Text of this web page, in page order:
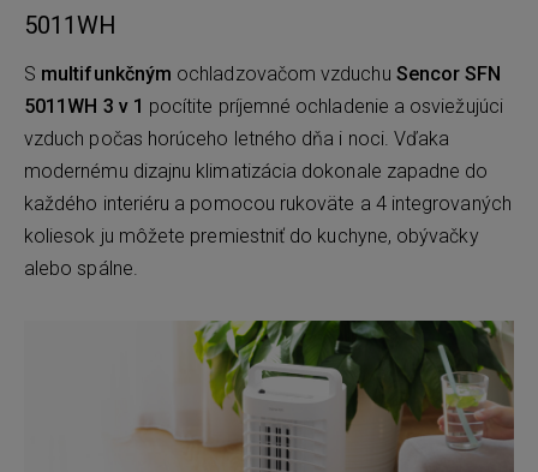
5011WH
S multifunkčným ochladzovačom vzduchu Sencor SFN
5011WH 3 v 1 pocítite príjemné ochladenie a osviežujúci
vzduch počas horúceho letného dňa i noci. Vďaka
modernému dizajnu klimatizácia dokonale zapadne do
každého interiéru a pomocou rukoväte a 4 integrovaných
koliesok ju môžete premiestniť do kuchyne, obývačky
alebo spálne.